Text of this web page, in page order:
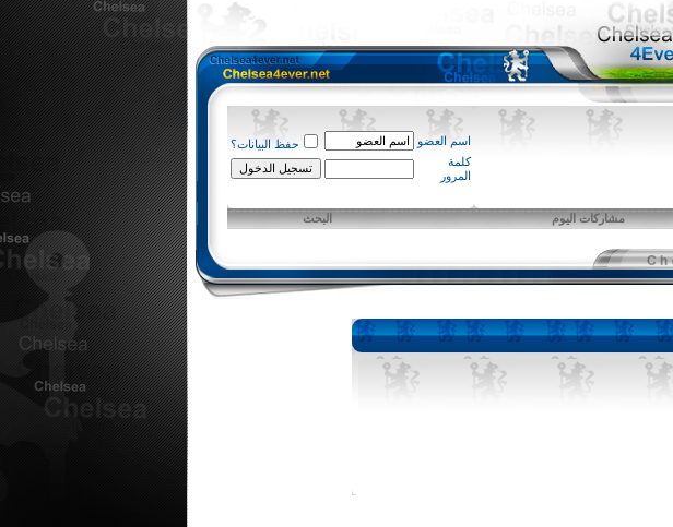
اسم العضو
حفظ البيانات؟
كلمة
المرور
مشاركات اليوم البحث